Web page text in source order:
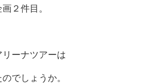
２件目。
リーナツアーは
でしょうか。